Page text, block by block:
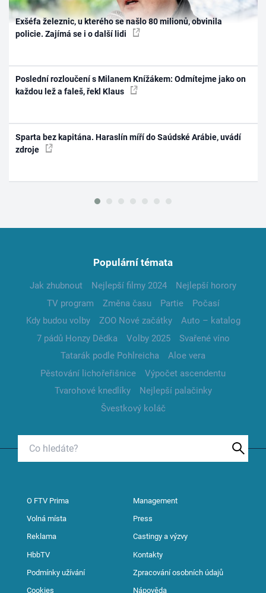
Exšéfa železnic, u kterého se našlo 80 milionů, obvinila
policie. Zajímá se i o další lidi
Poslední rozloučení s Milanem Knížákem: Odmítejme jako on
každou lež a faleš, řekl Klaus
Sparta bez kapitána. Haraslín míří do Saúdské Arábie, uvádí
zdroje
Populární témata
Jak zhubnout Nejlepší filmy 2024
Nejlepší horory
TV program
Změna času Partie
Počasí
Kdy budou volby
ZOO Nové začátky
Auto – katalog
7 pádů Honzy Dědka
Volby 2025
Svařené víno
Tatarák podle Pohlreicha
Aloe vera
Pěstování lichořeřišnice
Výpočet ascendentu
Tvarohové knedlíky
Nejlepší palačinky
Švestkový koláč
O FTV Prima Management
Volná místa Press
Reklama Castingy a výzvy
HbbTV Kontakty
Podmínky užívání Zpracování osobních údajů
Cookies Nápověda